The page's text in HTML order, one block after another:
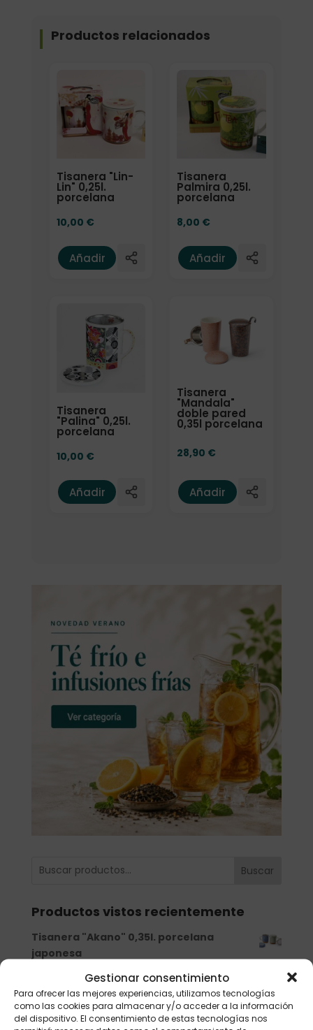
Gestionar consentimiento
Para ofrecer las mejores experiencias, utilizamos tecnologías
como las cookies para almacenar y/o acceder a la información
del dispositivo. El consentimiento de estas tecnologías nos
Productos relacionados
Tisanera "Lin-
Lin" 0,25l.
porcelana
10,00 €
Añadir
Tisanera
Palmira 0,25l.
porcelana
8,00 €
Añadir
Tisanera
"Palina" 0,25l.
porcelana
10,00 €
Añadir
Tisanera
"Mandala"
doble pared
0,35l porcelana
28,90 €
Añadir
Buscar
Productos vistos recientemente
Tisanera "Akano" 0,35l. porcelana
japonesa
Tisanera "Tutti" 0,25l. porcelana
8,00 €